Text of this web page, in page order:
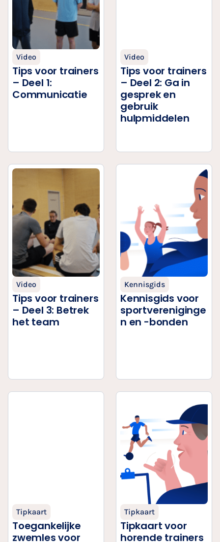
Video
Tips voor trainers
– Deel 1:
Communicatie
Video
Tips voor trainers
– Deel 2: Ga in
gesprek en
gebruik
hulpmiddelen
Video
Tips voor trainers
– Deel 3: Betrek
het team
Kennisgids
Kennisgids voor
sportvereniginge
n en -bonden
Tipkaart
Toegankelijke
zwemles voor
Tipkaart
Tipkaart voor
horende trainers